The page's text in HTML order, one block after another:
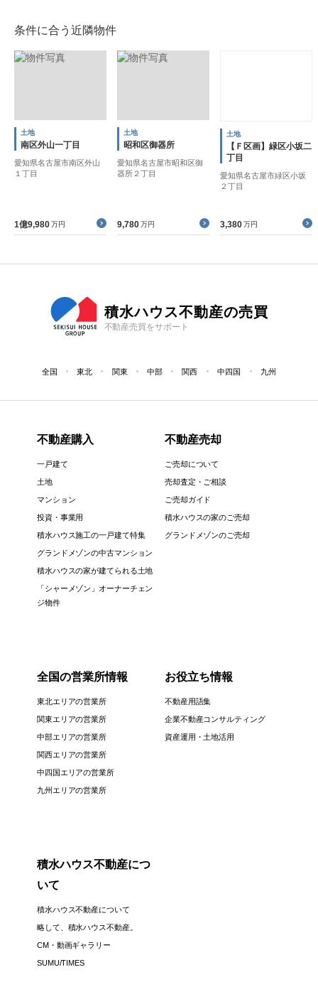
条件に合う近隣物件
土地
南区外山一丁目
愛知県名古屋市南区外山
１丁目
1億9,980 万円
土地
昭和区御器所
愛知県名古屋市昭和区御
器所２丁目
9,780 万円
土地
【Ｆ区画】緑区小坂二
丁目
愛知県名古屋市緑区小坂
２丁目
3,380 万円
積水ハウス不動産の売買
不動産売買をサポート
全国 東北 関東 中部 関西 中四国 九州
不動産購入
一戸建て
土地
マンション
投資・事業用
積水ハウス施工の一戸建て特集
グランドメゾンの中古マンション
積水ハウスの家が建てられる土地
「シャーメゾン」オーナーチェン
ジ物件
不動産売却
ご売却について
売却査定・ご相談
ご売却ガイド
積水ハウスの家のご売却
グランドメゾンのご売却
全国の営業所情報
東北エリアの営業所
関東エリアの営業所
中部エリアの営業所
関西エリアの営業所
中四国エリアの営業所
九州エリアの営業所
お役立ち情報
不動産用語集
企業不動産コンサルティング
資産運用・土地活用
積水ハウス不動産につ
いて
積水ハウス不動産について
略して、積水ハウス不動産。
CM・動画ギャラリー
SUMU/TIMES